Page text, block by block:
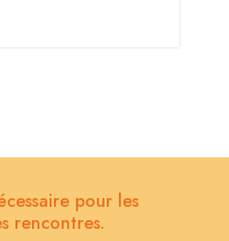
pour les
rencontres.